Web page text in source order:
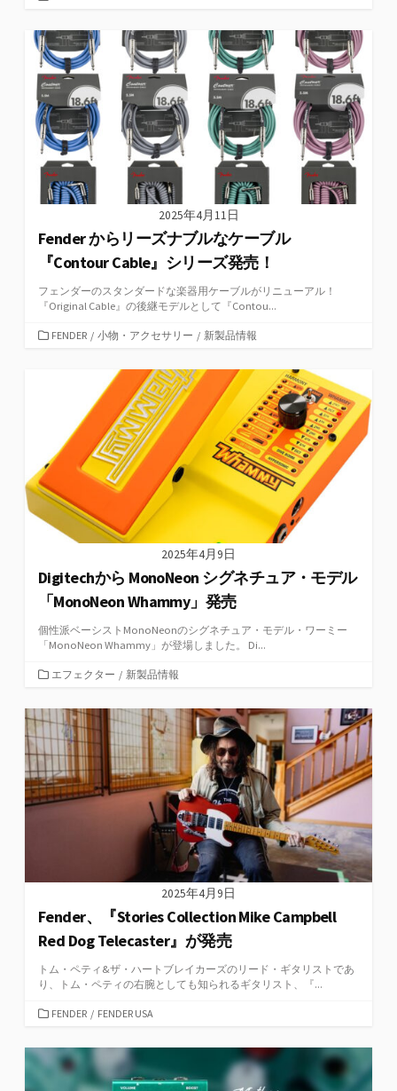
ゴ
リ
ー
2025年4月11日
Fender からリーズナブルなケーブル
『Contour Cable』シリーズ発売！
フェンダーのスタンダードな楽器用ケーブルがリニューアル！
『Original Cable』の後継モデルとして『Contou...
カFENDER / 小物・アクセサリー / 新製品情報
2025年4月9日
Digitechから MonoNeon シグネチュア・モデル
「MonoNeon Whammy」発売
個性派ベーシストMonoNeonのシグネチュア・モデル・ワーミー
「MonoNeon Whammy」が登場しました。 Di...
カ
ゴ
リ
ー
エフェクター / 新製品情報
2025年4月9日
Fender、『Stories Collection Mike Campbell
Red Dog Telecaster』が発売
トム・ペティ&ザ・ハートブレイカーズのリード・ギタリストであ
り、トム・ペティの右腕としても知られるギタリスト、『...
カ
ゴ
リ
FENDER / FENDER USA